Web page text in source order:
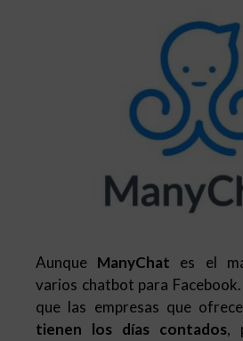
Aunque ManyChat es el
varios chatbot para
que las empresas que
tienen los días contados,